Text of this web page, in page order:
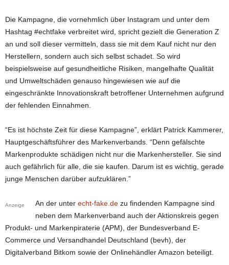
Die Kampagne, die vornehmlich über Instagram und unter dem
Hashtag #echtfake verbreitet wird, spricht gezielt die Generation Z
an und soll dieser vermitteln, dass sie mit dem Kauf nicht nur den
Herstellern, sondern auch sich selbst schadet. So wird
beispielsweise auf gesundheitliche Risiken, mangelhafte Qualität
und Umweltschäden genauso hingewiesen wie auf die
eingeschränkte Innovationskraft betroffener Unternehmen aufgrund
der fehlenden Einnahmen.
“Es ist höchste Zeit für diese Kampagne”, erklärt Patrick Kammerer,
Hauptgeschäftsführer des Markenverbands. “Denn gefälschte
Markenprodukte schädigen nicht nur die Markenhersteller. Sie sind
auch gefährlich für alle, die sie kaufen. Darum ist es wichtig, gerade
junge Menschen darüber aufzuklären.”
Anzeige An der unter echt-fake.de zu findenden Kampagne sind
neben dem Markenverband auch der Aktionskreis gegen
Produkt- und Markenpiraterie (APM), der Bundesverband E-
Commerce und Versandhandel Deutschland (bevh), der
Digitalverband Bitkom sowie der Onlinehändler Amazon beteiligt.